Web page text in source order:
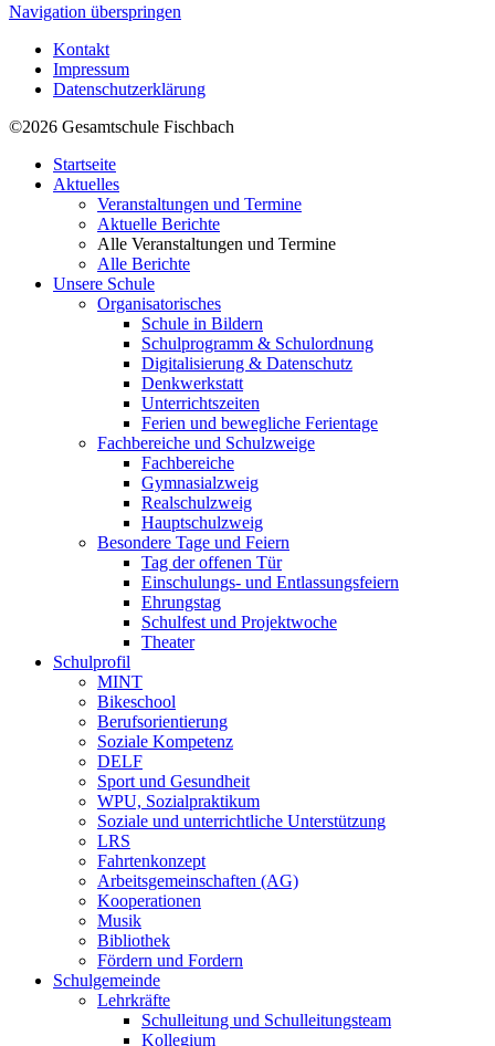
Navigation überspringen
Kontakt
Impressum
Datenschutzerklärung
©2026 Gesamtschule Fischbach
Startseite
Aktuelles
Veranstaltungen und Termine
Aktuelle Berichte
Alle Veranstaltungen und Termine
Alle Berichte
Unsere Schule
Organisatorisches
Schule in Bildern
Schulprogramm & Schulordnung
Digitalisierung & Datenschutz
Denkwerkstatt
Unterrichtszeiten
Ferien und bewegliche Ferientage
Fachbereiche und Schulzweige
Fachbereiche
Gymnasialzweig
Realschulzweig
Hauptschulzweig
Besondere Tage und Feiern
Tag der offenen Tür
Einschulungs- und Entlassungsfeiern
Ehrungstag
Schulfest und Projektwoche
Theater
Schulprofil
MINT
Bikeschool
Berufsorientierung
Soziale Kompetenz
DELF
Sport und Gesundheit
WPU, Sozialpraktikum
Soziale und unterrichtliche Unterstützung
LRS
Fahrtenkonzept
Arbeitsgemeinschaften (AG)
Kooperationen
Musik
Bibliothek
Fördern und Fordern
Schulgemeinde
Lehrkräfte
Schulleitung und Schulleitungsteam
Kollegium